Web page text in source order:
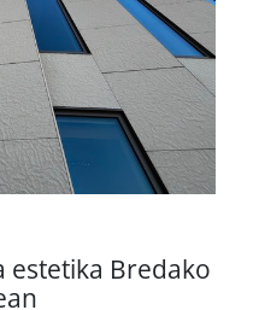
estetika Bredako